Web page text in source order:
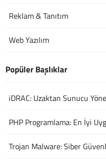
Reklam & Tanıtım
Web Yazılım
Popüler Başlıklar
iDRAC: Uzaktan Sunucu
PHP Programlama: En İyi
Trojan Malware: Siber